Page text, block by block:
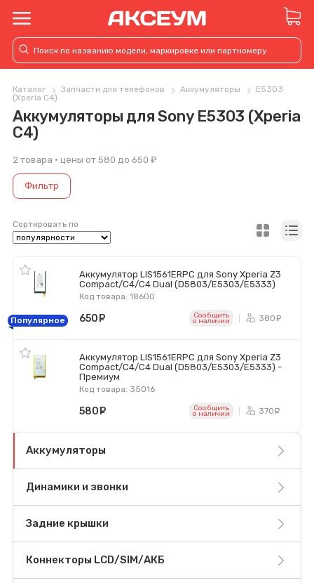
Каталог Запчасти для телефонов Аккумуляторы
E5303
(Xperia C4)
Аккумуляторы для Sony E5303 (Xperia
C4)
2 товара · цены от 580 до 650 ₽
Фильтр
Сортировать по
Аккумулятор LIS1561ERPC для Sony Xperia Z3
Compact/C4/C4 Dual (D5803/E5303/E5333)
Код товара: 18600
Популярное 650 Сообщить
o наличии 380
Аккумулятор LIS1561ERPC для Sony Xperia Z3
Compact/C4/C4 Dual (D5803/E5303/E5333) -
Премиум
Код товара: 35016
580 Сообщить
o наличии 370
Аккумуляторы
Динамики и звонки
Задние крышки
Коннекторы LCD/SIM/АКБ